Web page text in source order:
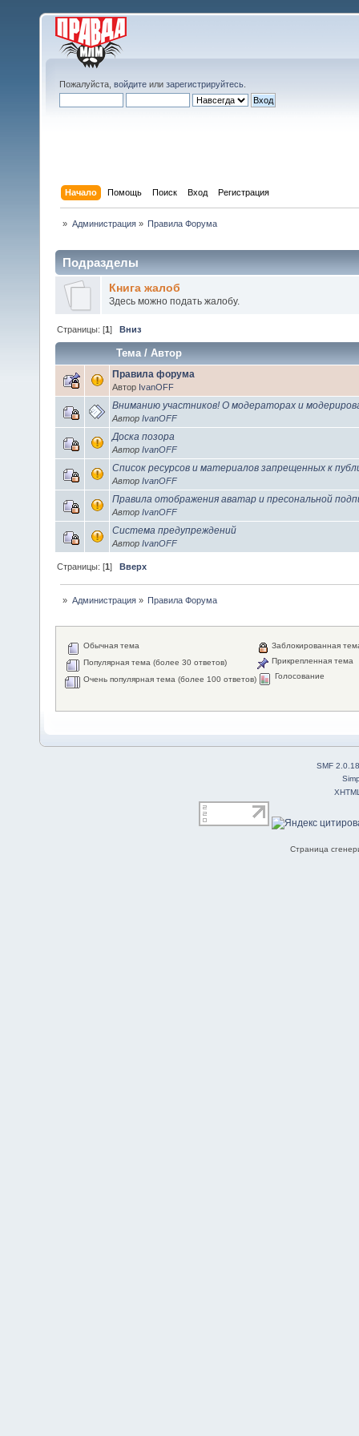
Пожалуйста, войдите или зарегистрируйтесь
Начало Помощь Поиск Вход Регистрация
» Администрация» Правила Форума
Подразделы
Книга жалоб
Здесь можно подать жалобу.
Страницы: [1]Вниз
Тема/Автор
Правила форума
Автор IvanOFF
Вниманию участников! О модераторах и
Автор IvanOFF
Доска позора
Автор IvanOFF
Список ресурсов и материалов запрещенных к
Автор IvanOFF
Правила отображения аватар и пресональной
Автор IvanOFF
Система предупреждений
Автор IvanOFF
Страницы: [1]Вверх
» Администрация» Правила Форума
Обычная тема
Популярная тема (более 30 ответов)
Очень популярная тема (более 100 ответов)
Заблокированная
Прикрепленная тема
Голосование
SMF 2.0.18
Страница